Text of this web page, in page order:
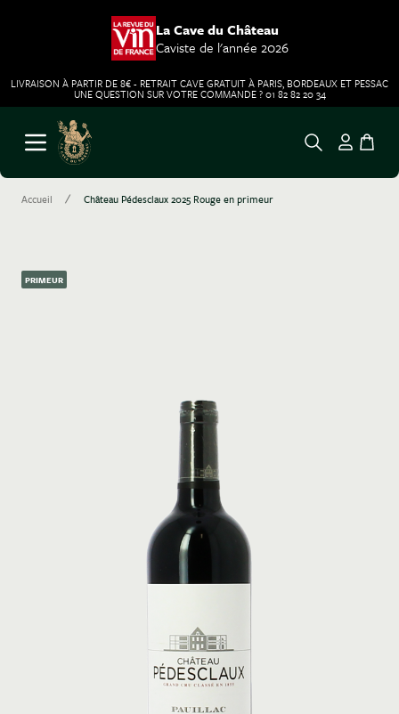
La Cave du Château
Caviste de l'année 2026
LIVRAISON À PARTIR DE 8€ - RETRAIT CAVE GRATUIT À PARIS, BORDEAUX ET PESSAC
UNE QUESTION SUR VOTRE COMMANDE ? 01 82 82 20 34
Aller au contenu
Ouvrir le menu
Accueil / Château Pédesclaux 2025 Rouge en primeur
PRIMEUR